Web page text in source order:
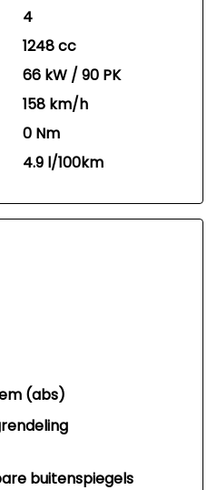
4
1248 cc
66 kW / 90 PK
158 km/h
0 Nm
4.9 l/100km
(abs)
buitenspiegels